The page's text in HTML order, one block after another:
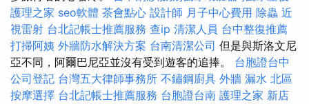
護理之家 seo軟體 茶會點心 設計師 月子中心費用 除蟲 近
視雷射 台北記帳士推薦服務 查ip 清潔人員 台中整復推薦
打掃阿姨 外牆防水解決方案 台南清潔公司 但是與斯洛文尼
亞不同，阿爾巴尼亞並沒有受到遊客的追捧。 台胞證台中
公司登記 台灣五大律師事務所 不鏽鋼廚具 外牆 漏水 北區
按摩選擇 台北記帳士推薦服務 台胞證台南 護理之家 新店